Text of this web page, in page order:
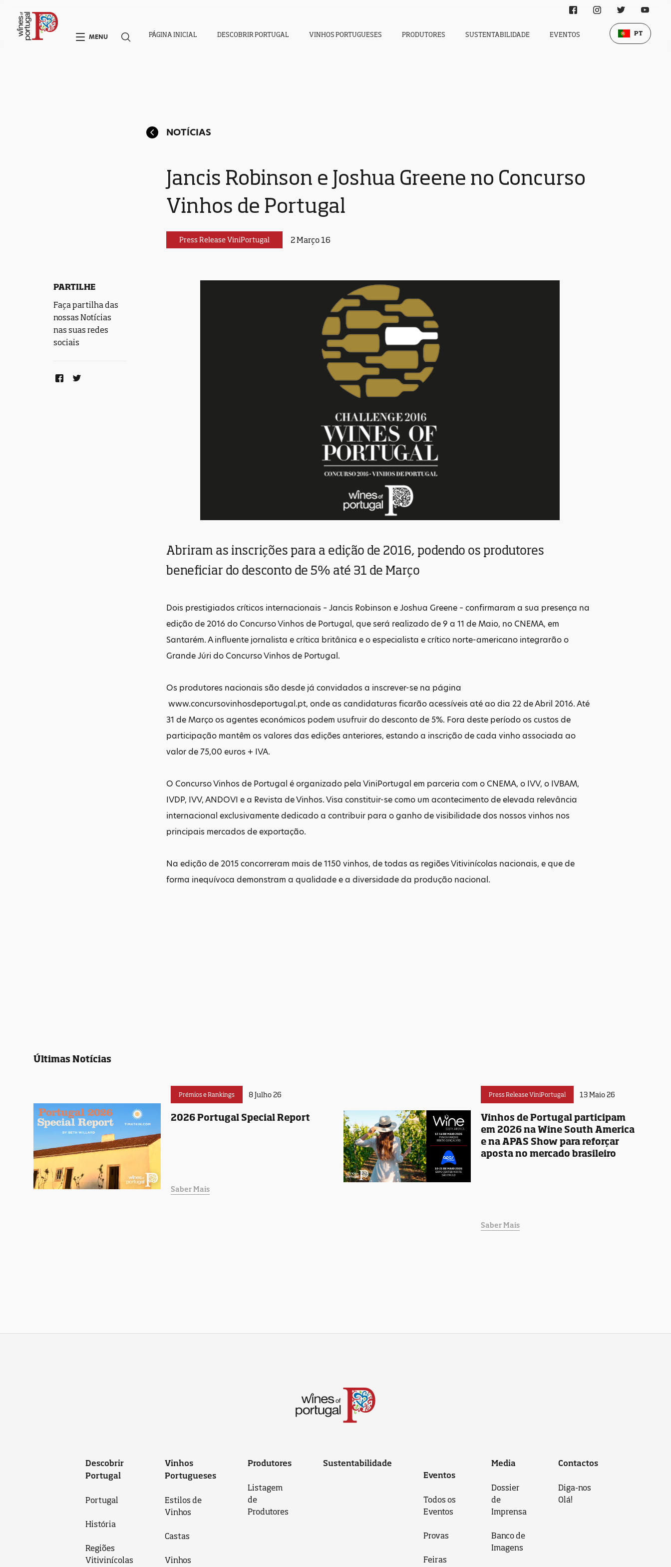
NOTÍCIAS
Jancis Robinson e Joshua Greene no Concurso
Vinhos de Portugal
Press Release ViniPortugal 2 Março 16
PARTILHE
Faça partilha das
nossas Notícias
nas suas redes
sociais
Abriram as inscrições para a edição de 2016, podendo os produtores
beneficiar do desconto de 5% até 31 de Março
Dois prestigiados críticos internacionais – Jancis Robinson e Joshua Greene – confirmaram a sua presença na
edição de 2016 do Concurso Vinhos de Portugal, que será realizado de 9 a 11 de Maio, no CNEMA, em
Santarém. A influente jornalista e crítica britânica e o especialista e crítico norte-americano integrarão o
Grande Júri do Concurso Vinhos de Portugal.
Os produtores nacionais são desde já convidados a inscrever-se na página
www.concursovinhosdeportugal.pt, onde as candidaturas ficarão acessíveis até ao dia 22 de Abril 2016. Até
31 de Março os agentes económicos podem usufruir do desconto de 5%. Fora deste período os custos de
participação mantêm os valores das edições anteriores, estando a inscrição de cada vinho associada ao
valor de 75,00 euros + IVA.
O Concurso Vinhos de Portugal é organizado pela ViniPortugal em parceria com o CNEMA, o IVV, o IVBAM,
IVDP, IVV, ANDOVI e a Revista de Vinhos. Visa constituir-se como um acontecimento de elevada relevância
internacional exclusivamente dedicado a contribuir para o ganho de visibilidade dos nossos vinhos nos
principais mercados de exportação.
Na edição de 2015 concorreram mais de 1150 vinhos, de todas as regiões Vitivinícolas nacionais, e que de
forma inequívoca demonstram a qualidade e a diversidade da produção nacional.
Últimas Notícias
Prémios e Rankings 8 Julho 26
2026 Portugal Special Report
Saber Mais
Press Release ViniPortugal 13 Maio 26
Vinhos de Portugal participam
em 2026 na Wine South America
e na APAS Show para reforçar
aposta no mercado brasileiro
Saber Mais
MENU PÁGINA INICIAL DESCOBRIR PORTUGAL VINHOS PORTUGUESES PRODUTORES SUSTENTABILIDADE EVENTOS PT
Descobrir
Portugal
Portugal
História
Regiões
Vitivinícolas
Vinhos
Portugueses
Estilos de
Vinhos
Castas
Vinhos
Produtores
Listagem
de
Produtores
Sustentabilidade
Eventos
Todos os
Eventos
Provas
Feiras
Media
Dossier
de
Imprensa
Banco de
Imagens
Contactos
Diga-nos
Olá!